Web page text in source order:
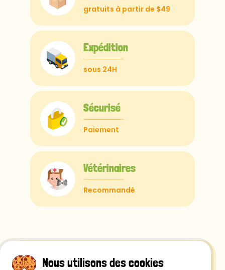
gratuits à partir de $49
Expédition
sous 24H
Sécurisé
Paiement
Vétérinaires
Recommandé
Nous utilisons des cookies